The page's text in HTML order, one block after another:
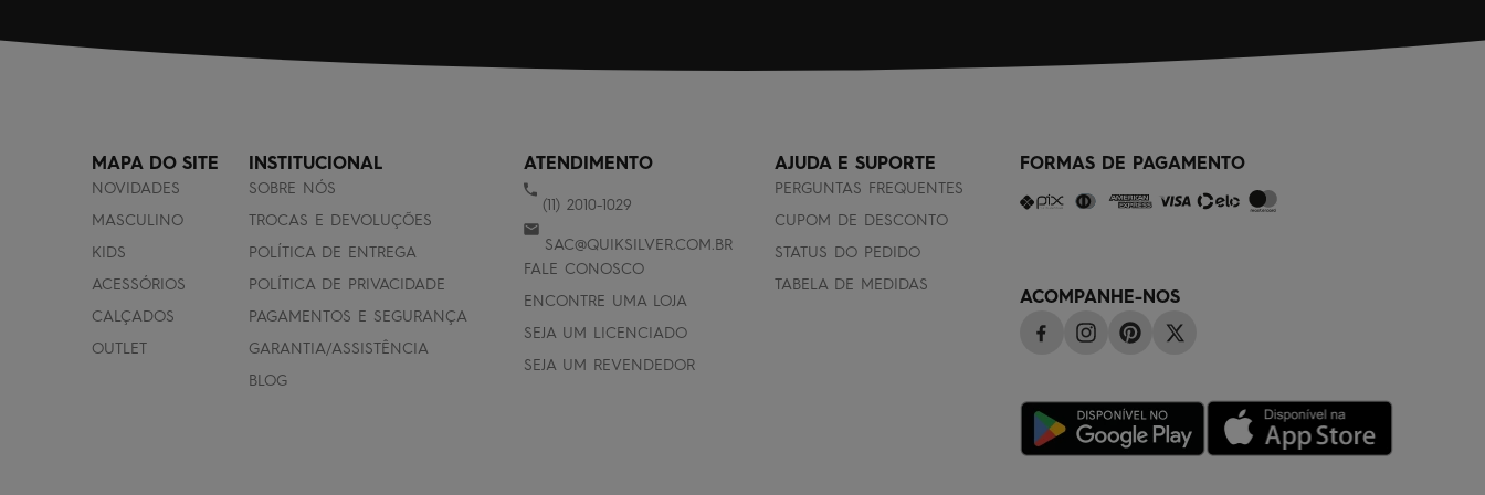
MAPA DO SITE
NOVIDADES
MASCULINO
KIDS
ACESSÓRIOS
CALÇADOS
OUTLET
INSTITUCIONAL
SOBRE NÓS
TROCAS E DEVOLUÇÕES
POLÍTICA DE ENTREGA
POLÍTICA DE PRIVACIDADE
PAGAMENTOS E SEGURANÇA
GARANTIA/ASSISTÊNCIA
BLOG
ATENDIMENTO
(11) 2010-1029
SAC@QUIKSILVER.COM.BR
FALE CONOSCO
ENCONTRE UMA LOJA
SEJA UM LICENCIADO
SEJA UM REVENDEDOR
AJUDA E SUPORTE
PERGUNTAS FREQUENTES
CUPOM DE DESCONTO
STATUS DO PEDIDO
TABELA DE MEDIDAS
FORMAS DE PAGAMENTO
ACOMPANHE-NOS